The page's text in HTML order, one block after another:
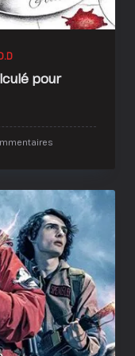
pour
Sur
:
Risque
Calculé
Pour
Dupieux
!